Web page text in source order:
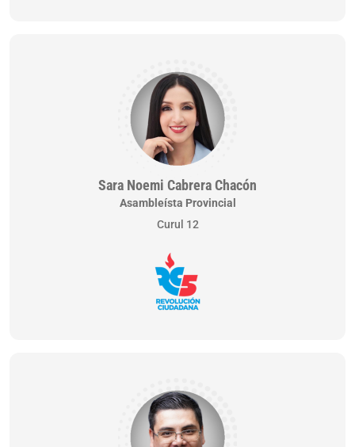
Sara Noemi Cabrera Chacón
Asambleísta Provincial
Curul 12